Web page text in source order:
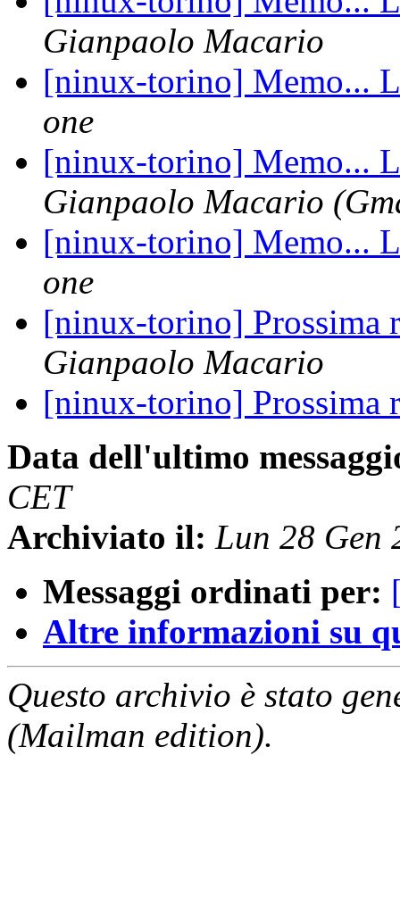
Gianpaolo Macario
[ninux-torino] Memo...
one
[ninux-torino] Memo...
Gianpaolo Macario
[ninux-torino] Memo...
one
[ninux-torino]
Gianpaolo Macario
[ninux-torino]
Data dell'ultimo
CET
Archiviato il: Lun 28 Gen
Messaggi ordinati per:
Altre informazioni su
Questo archivio è stato
(Mailman edition).